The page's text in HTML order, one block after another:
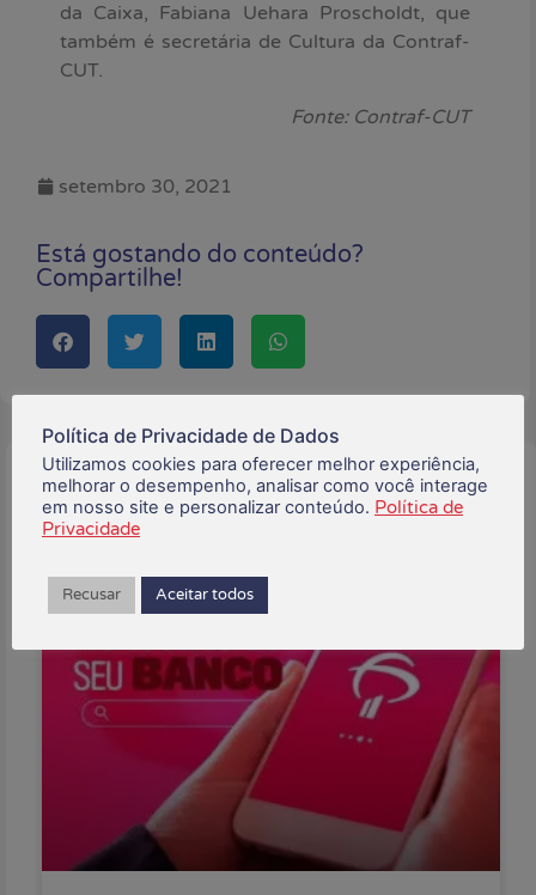
da Caixa, Fabiana Uehara Proscholdt, que
também é secretária de Cultura da Contraf-
CUT.
Fonte: Contraf-CUT
setembro 30, 2021
Está gostando do conteúdo?
Compartilhe!
Buscar:
Posts Recentes:
Política de Privacidade de Dados
Utilizamos cookies para oferecer melhor experiência,
melhorar o desempenho, analisar como você interage
em nosso site e personalizar conteúdo. Política de
Privacidade
Recusar Aceitar todos